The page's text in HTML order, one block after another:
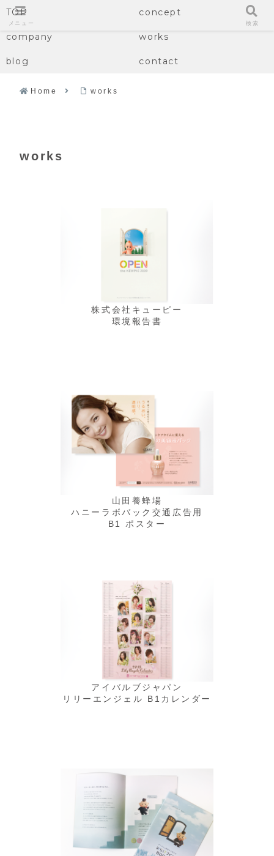
TOP concept
company works
blog contact
Home works
works
株式会社キューピー
環境報告書
山田養蜂場
ハニーラボバック交通広告用
B1 ポスター
アイバルブジャパン
リリーエンジェル B1カレンダー
メニュー 検索